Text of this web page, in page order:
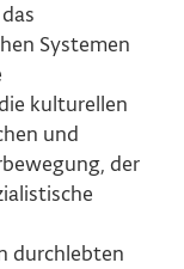
Systemen
kulturellen
und
der
durchlebten